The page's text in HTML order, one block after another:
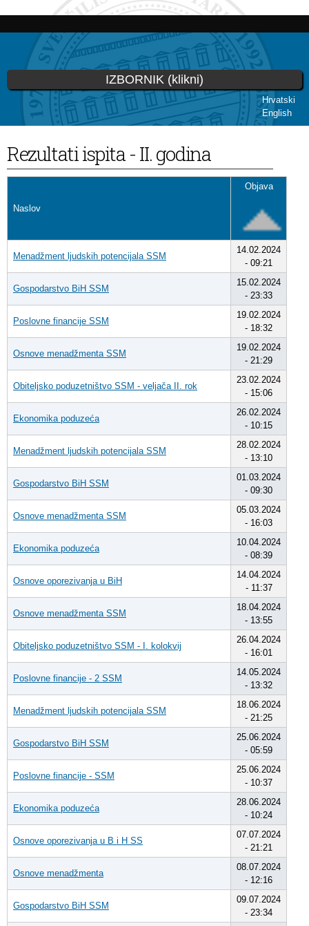
Skoči
glavni
sadržaj
Hrvatski
English
IZBORNIK (klikni)
Vi ste ovdje
Rezultati ispita - II. godina
Naslov
Objava
Menadžment ljudskih potencijala SSM
14.02.2024
- 09:21
Gospodarstvo BiH SSM
15.02.2024
- 23:33
Poslovne financije SSM
19.02.2024
- 18:32
Osnove menadžmenta SSM
19.02.2024
- 21:29
Obiteljsko poduzetništvo SSM - veljača II. rok
23.02.2024
- 15:06
Ekonomika poduzeća
26.02.2024
- 10:15
Menadžment ljudskih potencijala SSM
28.02.2024
- 13:10
Gospodarstvo BiH SSM
01.03.2024
- 09:30
Osnove menadžmenta SSM
05.03.2024
- 16:03
Ekonomika poduzeća
10.04.2024
- 08:39
Osnove oporezivanja u BiH
14.04.2024
- 11:37
Osnove menadžmenta SSM
18.04.2024
- 13:55
Obiteljsko poduzetništvo SSM - I. kolokvij
26.04.2024
- 16:01
Poslovne financije - 2 SSM
14.05.2024
- 13:32
Menadžment ljudskih potencijala SSM
18.06.2024
- 21:25
Gospodarstvo BiH SSM
25.06.2024
- 05:59
Poslovne financije - SSM
25.06.2024
- 10:37
Ekonomika poduzeća
28.06.2024
- 10:24
Osnove oporezivanja u B i H SS
07.07.2024
- 21:21
Osnove menadžmenta
08.07.2024
- 12:16
Gospodarstvo BiH SSM
09.07.2024
- 23:34